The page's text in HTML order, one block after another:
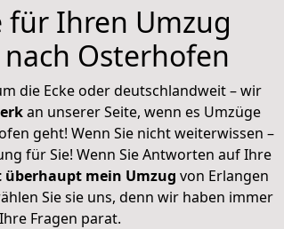
für Ihren Umzug
Osterhofen
die Ecke oder deutschlandweit – wir
an unserer Seite, wenn es Umzüge
geht! Wenn Sie nicht weiterwissen –
für Sie! Wenn Sie Antworten auf Ihre
überhaupt mein Umzug von Erlangen
Sie sie uns, denn wir haben immer
Fragen parat.